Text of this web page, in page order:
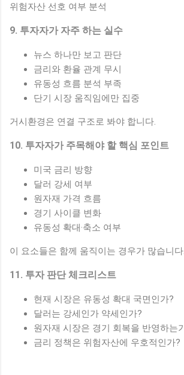
위험자산 선호 여부 분석
9. 투자자가 자주 하는 실수
뉴스 하나만 보고 판단
금리와 환율 관계 무시
유동성 흐름 분석 부족
단기 시장 움직임에만 집중
거시환경은 연결 구조로 봐야 합니다.
10. 투자자가 주목해야 할 핵심 포인트
미국 금리 방향
달러 강세 여부
원자재 가격 흐름
경기 사이클 변화
유동성 확대·축소 여부
이 요소들은 함께 움직이는 경우가 많습니다.
11. 투자 판단 체크리스트
현재 시장은 유동성 확대 국면인가?
달러는 강세인가 약세인가?
원자재 시장은 경기 회복을 반영하는
금리 정책은 위험자산에 우호적인가?